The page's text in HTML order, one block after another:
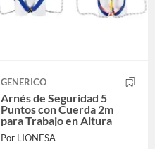
GENERICO
Arnés de Seguridad 5
Puntos con Cuerda 2m
para Trabajo en Altura
Por LIONESA